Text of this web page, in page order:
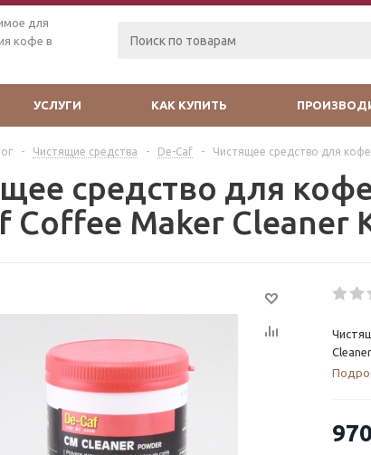
для
кофе в
УСЛУГИ КАК КУПИТЬ
- Чистящие средства - De-Caf - Чистящее средство для
средство для
Coffee Maker Cleaner
970